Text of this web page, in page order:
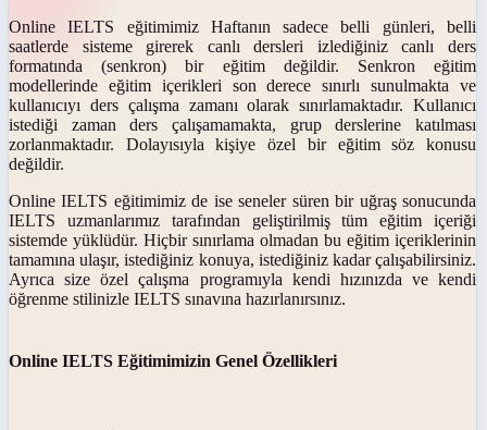
Online IELTS eğitimimiz Haftanın sadece belli günleri, belli
saatlerde sisteme girerek canlı dersleri izlediğiniz canlı ders
formatında (senkron) bir eğitim değildir. Senkron eğitim
modellerinde eğitim içerikleri son derece sınırlı sunulmakta ve
kullanıcıyı ders çalışma zamanı olarak sınırlamaktadır. Kullanıcı
istediği zaman ders çalışamamakta, grup derslerine katılması
zorlanmaktadır. Dolayısıyla kişiye özel bir eğitim söz konusu
değildir.
Online IELTS eğitimimiz de ise seneler süren bir uğraş sonucunda
IELTS uzmanlarımız tarafından geliştirilmiş tüm eğitim içeriği
sistemde yüklüdür. Hiçbir sınırlama olmadan bu eğitim içeriklerinin
tamamına ulaşır, istediğiniz konuya, istediğiniz kadar çalışabilirsiniz.
Ayrıca size özel çalışma programıyla kendi hızınızda ve kendi
öğrenme stilinizle IELTS sınavına hazırlanırsınız.
Online IELTS Eğitimimizin Genel Özellikleri